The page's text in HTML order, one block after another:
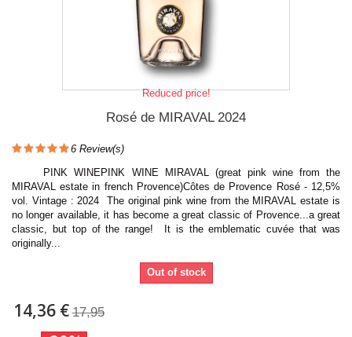
Reduced price!
Rosé de MIRAVAL 2024
6 Review(s)
PINK WINEPINK WINE MIRAVAL (great pink wine from the
MIRAVAL estate in french Provence)Côtes de Provence Rosé - 12,5%
vol. Vintage : 2024 The original pink wine from the MIRAVAL estate is
no longer available, it has become a great classic of Provence...a great
classic, but top of the range! It is the emblematic cuvée that was
originally...
Out of stock
14,36 € 17,95